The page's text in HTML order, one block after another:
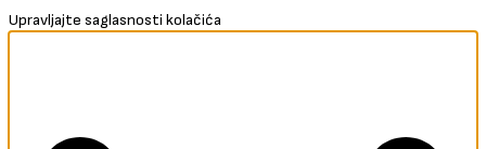
Upravljajte saglasnosti kolačića